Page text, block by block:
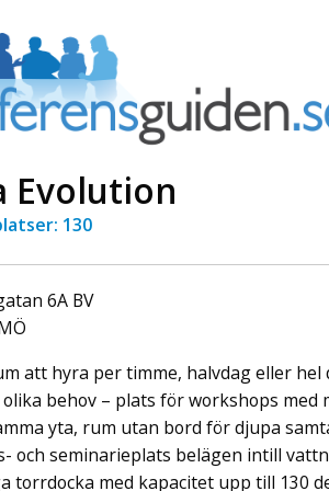
Evolution
130
6A BV
att hyra per timme, halvdag eller hel
behov – plats för workshops med
yta, rum utan bord för djupa
och seminarieplats belägen intill
torrdocka med kapacitet upp till 130
Erbjudande från Sheraton
Julerbjudande
Välkommen att fira in julen
november och 19 december
förvandlar vi våra lokaler till en
stämningsfull mötesplats där
hantverk, tradi ...